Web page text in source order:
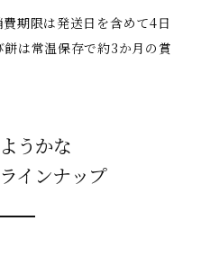
期限は発送日を含めて4日
は常温保存で約3か月の賞
うかな
インナップ